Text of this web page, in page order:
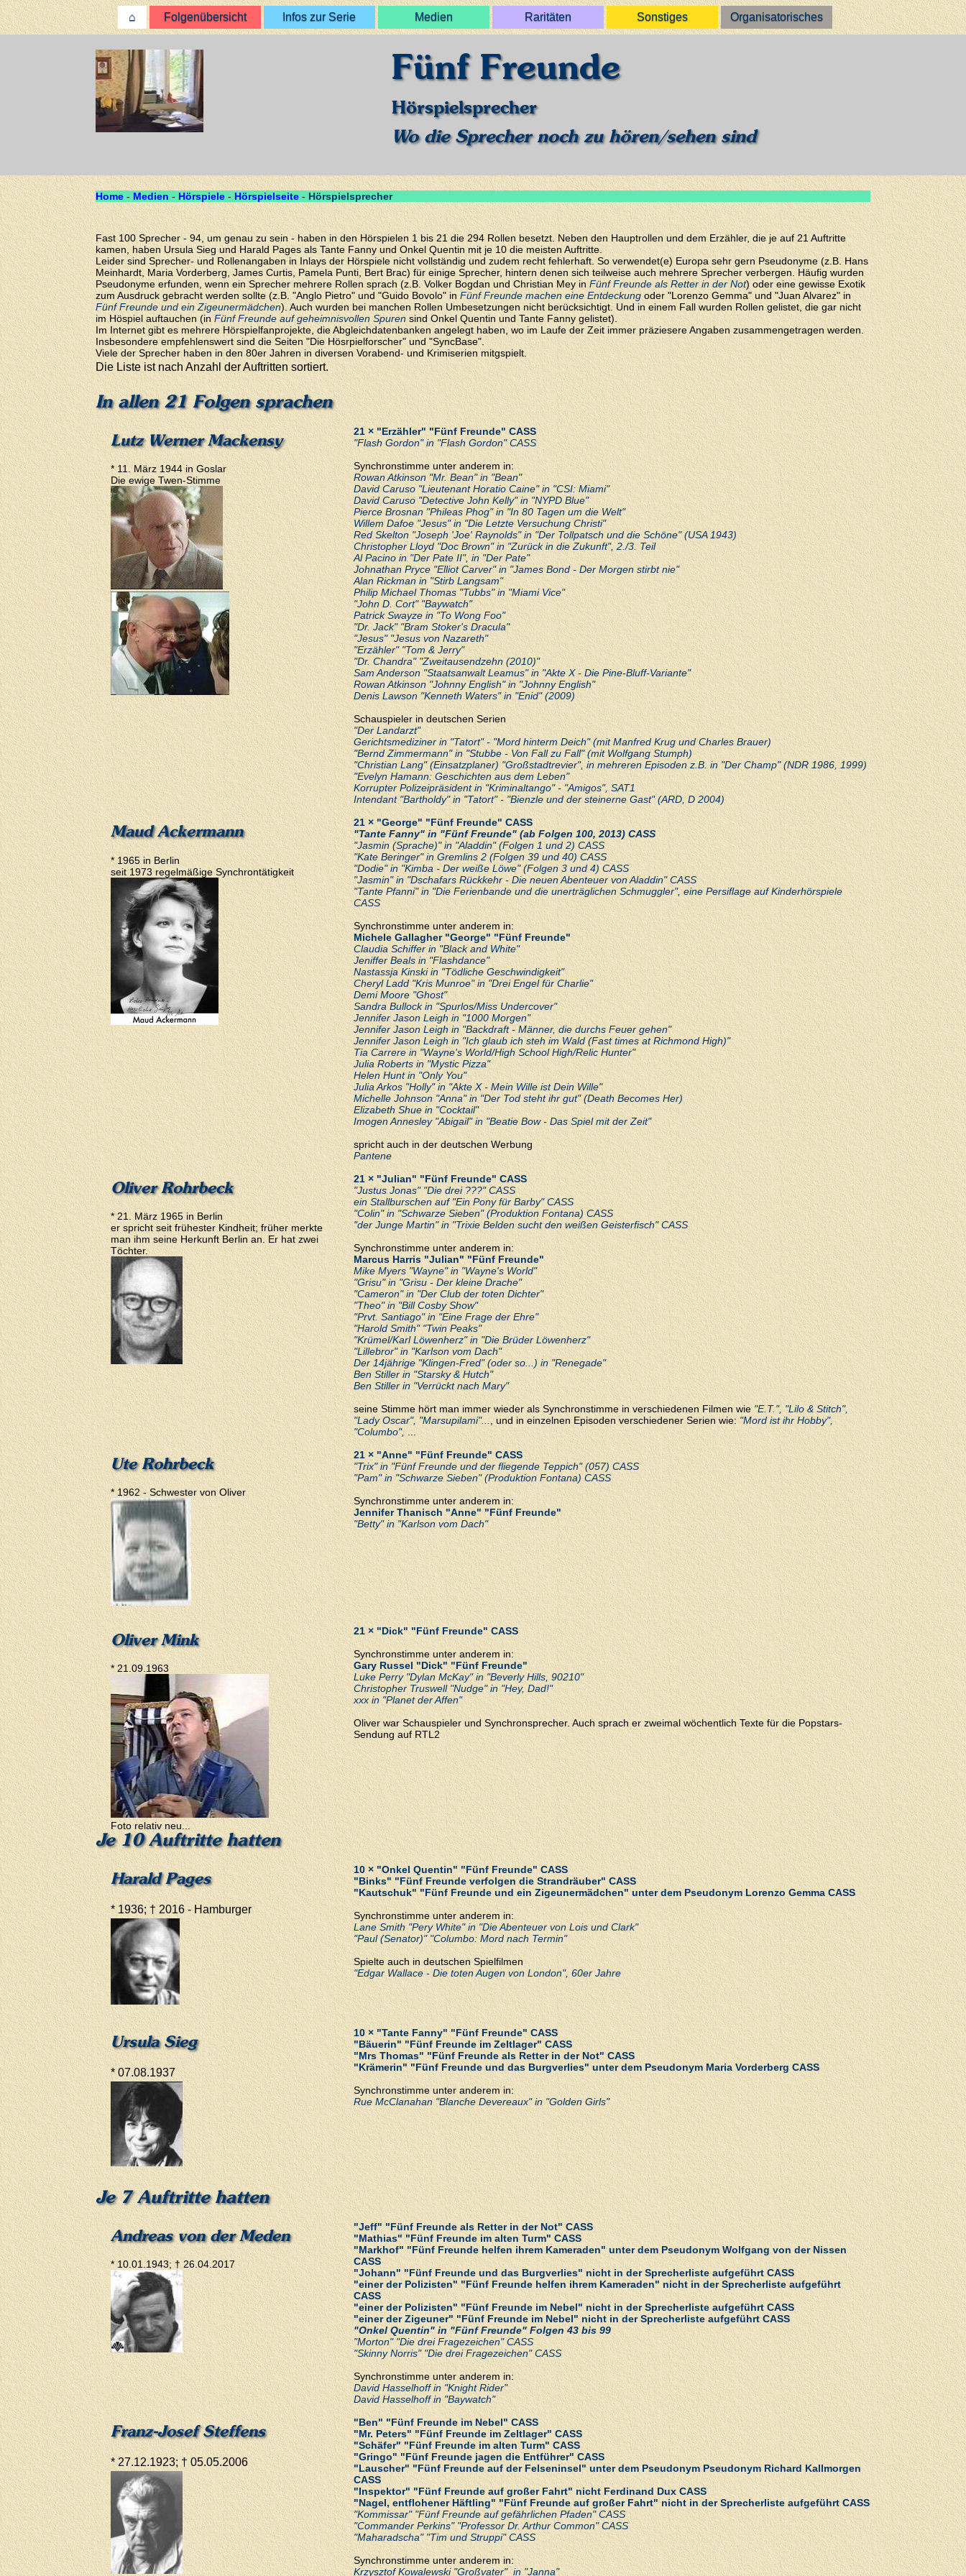
⌂ Folgenübersicht Infos zur Serie Medien Raritäten Sonstiges Organisatorisches
Fünf Freunde
Hörspielsprecher
Wo die Sprecher noch zu hören/sehen sind
Home - Medien - Hörspiele - Hörspielseite - Hörspielsprecher
Fast 100 Sprecher - 94, um genau zu sein - haben in den Hörspielen 1 bis 21 die 294 Rollen besetzt. Neben den Hauptrollen und dem Erzähler, die je auf 21 Auftritte
kamen, haben Ursula Sieg und Harald Pages als Tante Fanny und Onkel Quentin mit je 10 die meisten Auftritte.
Leider sind Sprecher- und Rollenangaben in Inlays der Hörspiele nicht vollständig und zudem recht fehlerhaft. So verwendet(e) Europa sehr gern Pseudonyme (z.B. Hans
Meinhardt, Maria Vorderberg, James Curtis, Pamela Punti, Bert Brac) für einige Sprecher, hintern denen sich teilweise auch mehrere Sprecher verbergen. Häufig wurden
Pseudonyme erfunden, wenn ein Sprecher mehrere Rollen sprach (z.B. Volker Bogdan und Christian Mey inFünf Freunde als Retter in der Not) oder eine gewisse Exotik
zum Ausdruck gebracht werden sollte (z.B. "Anglo Pietro" und "Guido Bovolo" inFünf Freunde machen eine Entdeckungoder "Lorenzo Gemma" und "Juan Alvarez" in
Fünf Freunde und ein Zigeunermädchen). Auch wurden bei manchen Rollen Umbesetzungen nicht berücksichtigt. Und in einem Fall wurden Rollen gelistet, die gar nicht
im Höspiel auftauchen (inFünf Freunde auf geheimnisvollen Spurensind Onkel Quentin und Tante Fanny gelistet).
Im Internet gibt es mehrere Hörspielfanprojekte, die Abgleichdatenbanken angelegt haben, wo im Laufe der Zeit immer präziesere Angaben zusammengetragen werden.
Insbesondere empfehlenswert sind die Seiten "Die Hösrpielforscher" und "SyncBase".
Viele der Sprecher haben in den 80er Jahren in diversen Vorabend- und Krimiserien mitgspielt.
Die Liste ist nach Anzahl der Auftritten sortiert.
In allen 21 Folgen sprachen
Lutz Werner Mackensy
* 11. März 1944 in Goslar
Die ewige Twen-Stimme
21 × "Erzähler" "Fünf Freunde" CASS
"Flash Gordon" in "Flash Gordon" CASS
Synchronstimme unter anderem in:
Rowan Atkinson "Mr. Bean" in "Bean"
David Caruso "Lieutenant Horatio Caine" in "CSI: Miami"
David Caruso "Detective John Kelly" in "NYPD Blue"
Pierce Brosnan "Phileas Phog" in "In 80 Tagen um die Welt"
Willem Dafoe "Jesus" in "Die Letzte Versuchung Christi"
Red Skelton "Joseph 'Joe' Raynolds" in "Der Tollpatsch und die Schöne" (USA 1943)
Christopher Lloyd "Doc Brown" in "Zurück in die Zukunft", 2./3. Teil
Al Pacino in "Der Pate II", in "Der Pate"
Johnathan Pryce "Elliot Carver" in "James Bond - Der Morgen stirbt nie"
Alan Rickman in "Stirb Langsam"
Philip Michael Thomas "Tubbs" in "Miami Vice"
"John D. Cort" "Baywatch"
Patrick Swayze in "To Wong Foo"
"Dr. Jack" "Bram Stoker's Dracula"
"Jesus" "Jesus von Nazareth"
"Erzähler" "Tom & Jerry"
"Dr. Chandra" "Zweitausendzehn (2010)"
Sam Anderson "Staatsanwalt Leamus" in "Akte X - Die Pine-Bluff-Variante"
Rowan Atkinson "Johnny English" in "Johnny English"
Denis Lawson "Kenneth Waters" in "Enid" (2009)
Schauspieler in deutschen Serien
"Der Landarzt"
Gerichtsmediziner in "Tatort" - "Mord hinterm Deich" (mit Manfred Krug und Charles Brauer)
"Bernd Zimmermann" in "Stubbe - Von Fall zu Fall" (mit Wolfgang Stumph)
"Christian Lang" (Einsatzplaner) "Großstadtrevier", in mehreren Episoden z.B. in "Der Champ" (NDR 1986, 1999)
"Evelyn Hamann: Geschichten aus dem Leben"
Korrupter Polizeipräsident in "Kriminaltango" - "Amigos", SAT1
Intendant "Bartholdy" in "Tatort" - "Bienzle und der steinerne Gast" (ARD, D 2004)
Maud Ackermann
* 1965 in Berlin
seit 1973 regelmäßige Synchrontätigkeit
21 × "George" "Fünf Freunde" CASS
"Tante Fanny" in "Fünf Freunde" (ab Folgen 100, 2013) CASS
"Jasmin (Sprache)" in "Aladdin" (Folgen 1 und 2) CASS
"Kate Beringer" in Gremlins 2 (Folgen 39 und 40) CASS
"Dodie" in "Kimba - Der weiße Löwe" (Folgen 3 und 4) CASS
"Jasmin" in "Dschafars Rückkehr - Die neuen Abenteuer von Aladdin" CASS
"Tante Pfanni" in "Die Ferienbande und die unerträglichen Schmuggler", eine Persiflage auf Kinderhörspiele
CASS
Synchronstimme unter anderem in:
Michele Gallagher "George" "Fünf Freunde"
Claudia Schiffer in "Black and White"
Jeniffer Beals in "Flashdance"
Nastassja Kinski in "Tödliche Geschwindigkeit"
Cheryl Ladd "Kris Munroe" in "Drei Engel für Charlie"
Demi Moore "Ghost"
Sandra Bullock in "Spurlos/Miss Undercover"
Jennifer Jason Leigh in "1000 Morgen"
Jennifer Jason Leigh in "Backdraft - Männer, die durchs Feuer gehen"
Jennifer Jason Leigh in "Ich glaub ich steh im Wald (Fast times at Richmond High)"
Tia Carrere in "Wayne's World/High School High/Relic Hunter"
Julia Roberts in "Mystic Pizza"
Helen Hunt in "Only You"
Julia Arkos "Holly" in "Akte X - Mein Wille ist Dein Wille"
Michelle Johnson "Anna" in "Der Tod steht ihr gut" (Death Becomes Her)
Elizabeth Shue in "Cocktail"
Imogen Annesley "Abigail" in "Beatie Bow - Das Spiel mit der Zeit"
spricht auch in der deutschen Werbung
Pantene
Oliver Rohrbeck
* 21. März 1965 in Berlin
er spricht seit frühester Kindheit; früher merkte
man ihm seine Herkunft Berlin an. Er hat zwei
Töchter.
21 × "Julian" "Fünf Freunde" CASS
"Justus Jonas" "Die drei ???" CASS
ein Stallburschen auf "Ein Pony für Barby" CASS
"Colin" in "Schwarze Sieben" (Produktion Fontana) CASS
"der Junge Martin" in "Trixie Belden sucht den weißen Geisterfisch" CASS
Synchronstimme unter anderem in:
Marcus Harris "Julian" "Fünf Freunde"
Mike Myers "Wayne" in "Wayne's World"
"Grisu" in "Grisu - Der kleine Drache"
"Cameron" in "Der Club der toten Dichter"
"Theo" in "Bill Cosby Show"
"Prvt. Santiago" in "Eine Frage der Ehre"
"Harold Smith" "Twin Peaks"
"Krümel/Karl Löwenherz" in "Die Brüder Löwenherz"
"Lillebror" in "Karlson vom Dach"
Der 14jährige "Klingen-Fred" (oder so...) in "Renegade"
Ben Stiller in "Starsky & Hutch"
Ben Stiller in "Verrückt nach Mary"
seine Stimme hört man immer wieder als Synchronstimme in verschiedenen Filmen wie"E.T.", "Lilo & Stitch",
"Lady Oscar", "Marsupilami"..., und in einzelnen Episoden verschiedener Serien wie:"Mord ist ihr Hobby",
"Columbo",...
Ute Rohrbeck
* 1962 - Schwester von Oliver
21 × "Anne" "Fünf Freunde" CASS
"Trix" in "Fünf Freunde und der fliegende Teppich" (057) CASS
"Pam" in "Schwarze Sieben" (Produktion Fontana) CASS
Synchronstimme unter anderem in:
Jennifer Thanisch "Anne" "Fünf Freunde"
"Betty" in "Karlson vom Dach"
Oliver Mink
* 21.09.1963
Foto relativ neu...
21 × "Dick" "Fünf Freunde" CASS
Synchronstimme unter anderem in:
Gary Russel "Dick" "Fünf Freunde"
Luke Perry "Dylan McKay" in "Beverly Hills, 90210"
Christopher Truswell "Nudge" in "Hey, Dad!"
xxx in "Planet der Affen"
Oliver war Schauspieler und Synchronsprecher. Auch sprach er zweimal wöchentlich Texte für die Popstars-
Sendung auf RTL2
Je 10 Auftritte hatten
Harald Pages
* 1936; † 2016 - Hamburger
10 × "Onkel Quentin" "Fünf Freunde" CASS
"Binks" "Fünf Freunde verfolgen die Strandräuber" CASS
"Kautschuk" "Fünf Freunde und ein Zigeunermädchen" unter dem Pseudonym Lorenzo Gemma CASS
Synchronstimme unter anderem in:
Lane Smith "Pery White" in "Die Abenteuer von Lois und Clark"
"Paul (Senator)" "Columbo: Mord nach Termin"
Spielte auch in deutschen Spielfilmen
"Edgar Wallace - Die toten Augen von London", 60er Jahre
Ursula Sieg
* 07.08.1937
10 × "Tante Fanny" "Fünf Freunde" CASS
"Bäuerin" "Fünf Freunde im Zeltlager" CASS
"Mrs Thomas" "Fünf Freunde als Retter in der Not" CASS
"Krämerin" "Fünf Freunde und das Burgverlies" unter dem Pseudonym Maria Vorderberg CASS
Synchronstimme unter anderem in:
Rue McClanahan "Blanche Devereaux" in "Golden Girls"
Je 7 Auftritte hatten
Andreas von der Meden
* 10.01.1943; † 26.04.2017
"Jeff" "Fünf Freunde als Retter in der Not" CASS
"Mathias" "Fünf Freunde im alten Turm" CASS
"Markhof" "Fünf Freunde helfen ihrem Kameraden" unter dem Pseudonym Wolfgang von der Nissen
CASS
"Johann" "Fünf Freunde und das Burgverlies" nicht in der Sprecherliste aufgeführt CASS
"einer der Polizisten" "Fünf Freunde helfen ihrem Kameraden" nicht in der Sprecherliste aufgeführt
CASS
"einer der Polizisten" "Fünf Freunde im Nebel" nicht in der Sprecherliste aufgeführt CASS
"einer der Zigeuner" "Fünf Freunde im Nebel" nicht in der Sprecherliste aufgeführt CASS
"Onkel Quentin" in "Fünf Freunde" Folgen 43 bis 99
"Morton" "Die drei Fragezeichen" CASS
"Skinny Norris" "Die drei Fragezeichen" CASS
Synchronstimme unter anderem in:
David Hasselhoff in "Knight Rider"
David Hasselhoff in "Baywatch"
Franz-Josef Steffens
* 27.12.1923; † 05.05.2006
"Ben" "Fünf Freunde im Nebel" CASS
"Mr. Peters" "Fünf Freunde im Zeltlager" CASS
"Schäfer" "Fünf Freunde im alten Turm" CASS
"Gringo" "Fünf Freunde jagen die Entführer" CASS
"Lauscher" "Fünf Freunde auf der Felseninsel" unter dem Pseudonym Pseudonym Richard Kallmorgen
CASS
"Inspektor" "Fünf Freunde auf großer Fahrt" nicht Ferdinand Dux CASS
"Nagel, entflohener Häftling" "Fünf Freunde auf großer Fahrt" nicht in der Sprecherliste aufgeführt CASS
"Kommissar" "Fünf Freunde auf gefährlichen Pfaden" CASS
"Commander Perkins" "Professor Dr. Arthur Common" CASS
"Maharadscha" "Tim und Struppi" CASS
Synchronstimme unter anderem in:
Krzysztof Kowalewski "Großvater" in "Janna"